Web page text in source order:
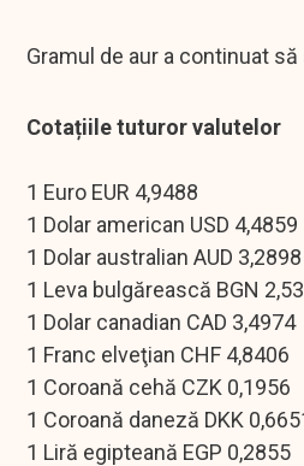
Gramul de aur a continuat
Cotațiile tuturor valutelor
1 Euro EUR 4,9488
1 Dolar american USD 4,4859
1 Dolar australian AUD 3,2898
1 Leva bulgărească BGN
1 Dolar canadian CAD 3,4974
1 Franc elveţian CHF 4,8406
1 Coroană cehă CZK 0,1956
1 Coroană daneză DKK
1 Liră egipteană EGP 0,2855